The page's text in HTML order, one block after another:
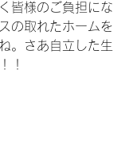
皆様のご負担にな
の取れたホームを
。さあ自立した生
！